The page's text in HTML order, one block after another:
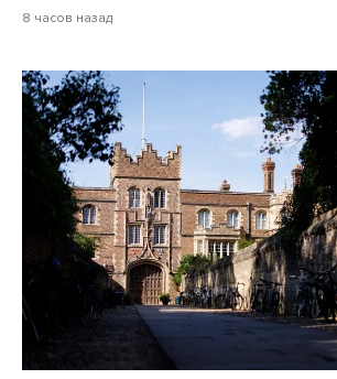
8 часов назад